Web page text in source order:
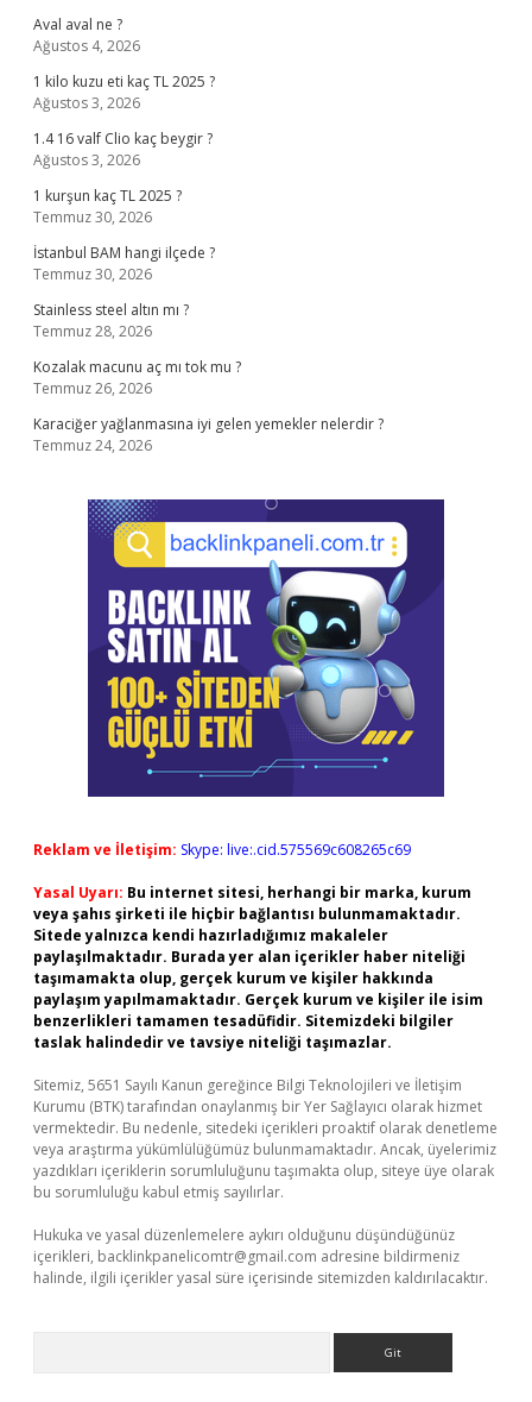
Aval aval ne ?
Ağustos 4, 2026
1 kilo kuzu eti kaç TL 2025 ?
Ağustos 3, 2026
1.4 16 valf Clio kaç beygir ?
Ağustos 3, 2026
1 kurşun kaç TL 2025 ?
Temmuz 30, 2026
İstanbul BAM hangi ilçede ?
Temmuz 30, 2026
Stainless steel altın mı ?
Temmuz 28, 2026
Kozalak macunu aç mı tok mu ?
Temmuz 26, 2026
Karaciğer yağlanmasına iyi gelen yemekler nelerdir ?
Temmuz 24, 2026
Reklam ve İletişim: Skype: live:.cid.575569c608265c69
Yasal Uyarı: Bu internet sitesi, herhangi bir marka, kurum
veya şahıs şirketi ile hiçbir bağlantısı bulunmamaktadır.
Sitede yalnızca kendi hazırladığımız makaleler
paylaşılmaktadır. Burada yer alan içerikler haber niteliği
taşımamakta olup, gerçek kurum ve kişiler hakkında
paylaşım yapılmamaktadır. Gerçek kurum ve kişiler ile isim
benzerlikleri tamamen tesadüfidir. Sitemizdeki bilgiler
taslak halindedir ve tavsiye niteliği taşımazlar.
Sitemiz, 5651 Sayılı Kanun gereğince Bilgi Teknolojileri ve İletişim
Kurumu (BTK) tarafından onaylanmış bir Yer Sağlayıcı olarak hizmet
vermektedir. Bu nedenle, sitedeki içerikleri proaktif olarak denetleme
veya araştırma yükümlülüğümüz bulunmamaktadır. Ancak, üyelerimiz
yazdıkları içeriklerin sorumluluğunu taşımakta olup, siteye üye olarak
bu sorumluluğu kabul etmiş sayılırlar.
Hukuka ve yasal düzenlemelere aykırı olduğunu düşündüğünüz
içerikleri, backlinkpanelicomtr@gmail.com adresine bildirmeniz
halinde, ilgili içerikler yasal süre içerisinde sitemizden kaldırılacaktır.